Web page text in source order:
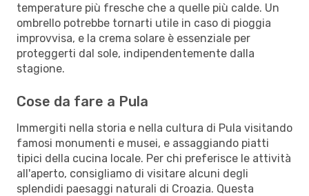
temperature più fresche che a quelle più calde. Un
ombrello potrebbe tornarti utile in caso di pioggia
improvvisa, e la crema solare è essenziale per
proteggerti dal sole, indipendentemente dalla
stagione.
Cose da fare a Pula
Immergiti nella storia e nella cultura di Pula visitando
famosi monumenti e musei, e assaggiando piatti
tipici della cucina locale. Per chi preferisce le attività
all'aperto, consigliamo di visitare alcuni degli
splendidi paesaggi naturali di Croazia. Questa